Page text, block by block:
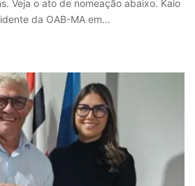
Veja o ato de nomeação abaixo. Kaio
da OAB-MA em…